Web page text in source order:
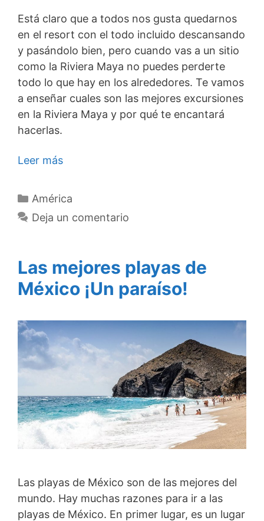
Está claro que a todos nos gusta quedarnos
en el resort con el todo incluido descansando
y pasándolo bien, pero cuando vas a un sitio
como la Riviera Maya no puedes perderte
todo lo que hay en los alrededores. Te vamos
a enseñar cuales son las mejores excursiones
en la Riviera Maya y por qué te encantará
hacerlas.
Leer más
Categorías
América
Deja un comentario
Las mejores playas de
México ¡Un paraíso!
Las playas de México son de las mejores del
mundo. Hay muchas razones para ir a las
playas de México. En primer lugar, es un lugar